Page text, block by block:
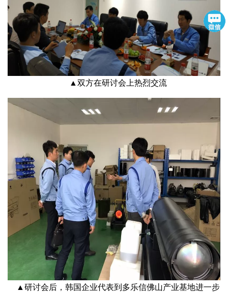
▲双方在研讨会上热烈交流
▲研讨会后，韩国企业代表到多乐信佛山产业基地进一步